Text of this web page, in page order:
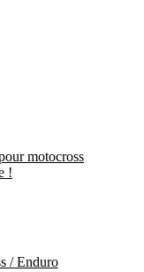
motocross
!
/ Enduro